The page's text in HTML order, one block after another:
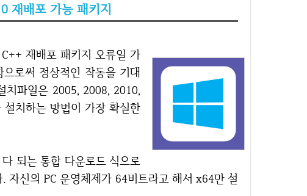
재배포 가능 패키지
로써 정상적인 작동을 기대
치파일은 2005, 2008, 2010,
치하는 방법이 가장 확실한
자신의 PC 운영체제가 64비트라고 해서 x64만 설